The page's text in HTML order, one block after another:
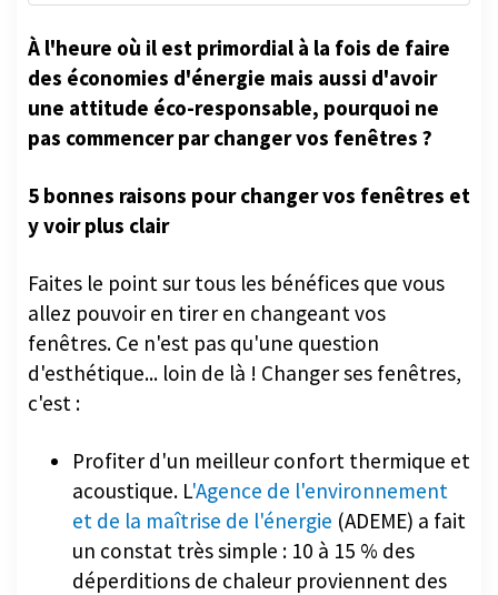
À l'heure où il est primordial à la fois de faire
des économies d'énergie mais aussi d'avoir
une attitude éco-responsable, pourquoi ne
pas commencer par changer vos fenêtres ?
5 bonnes raisons pour changer vos fenêtres et
y voir plus clair
Faites le point sur tous les bénéfices que vous
allez pouvoir en tirer en changeant vos
fenêtres. Ce n'est pas qu'une question
d'esthétique... loin de là ! Changer ses fenêtres,
c'est :
Profiter d'un meilleur confort thermique et
acoustique. L'Agence de l'environnement
et de la maîtrise de l'énergie (ADEME) a fait
un constat très simple : 10 à 15 % des
déperditions de chaleur proviennent des